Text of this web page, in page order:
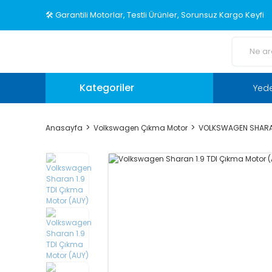
🛠️ Garantili Motorlar, Testli Ürünler, Sorunsuz Kargo Keyfi
Kategoriler
Anasayfa Volkswagen Çıkma Motor VOLKSWAGEN